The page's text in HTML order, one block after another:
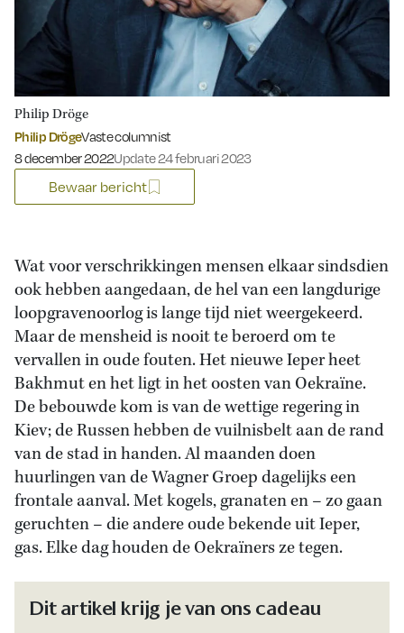
Philip Dröge
Philip DrögeVaste columnist
Gepubliceerd op:
8 december 2022Update 24 februari 2023
Bewaar bericht
Wat voor verschrikkingen mensen elkaar sindsdien
ook hebben aangedaan, de hel van een langdurige
loopgravenoorlog is lange tijd niet weergekeerd.
Maar de mensheid is nooit te beroerd om te
vervallen in oude fouten. Het nieuwe Ieper heet
Bakhmut en het ligt in het oosten van Oekraïne.
De bebouwde kom is van de wettige regering in
Kiev; de Russen hebben de vuilnisbelt aan de rand
van de stad in handen. Al maanden doen
huurlingen van de Wagner Groep dagelijks een
frontale aanval. Met kogels, granaten en – zo gaan
geruchten – die andere oude bekende uit Ieper,
gas. Elke dag houden de Oekraïners ze tegen.
Dit artikel krijg je van ons cadeau